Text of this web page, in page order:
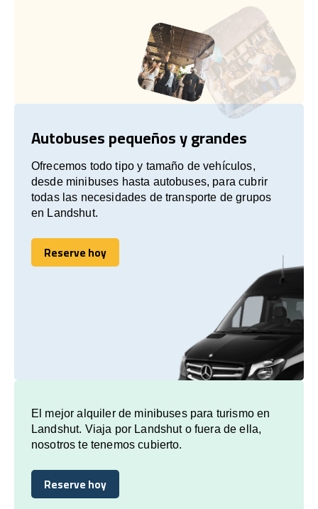
Autobuses pequeños y grandes
Ofrecemos todo tipo y tamaño de vehículos,
desde minibuses hasta autobuses, para cubrir
todas las necesidades de transporte de grupos
en Landshut.
Reserve hoy
Reserve hoy
El mejor alquiler de minibuses para turismo en
Landshut. Viaja por Landshut o fuera de ella,
nosotros te tenemos cubierto.
Reserve hoy
Reserve hoy